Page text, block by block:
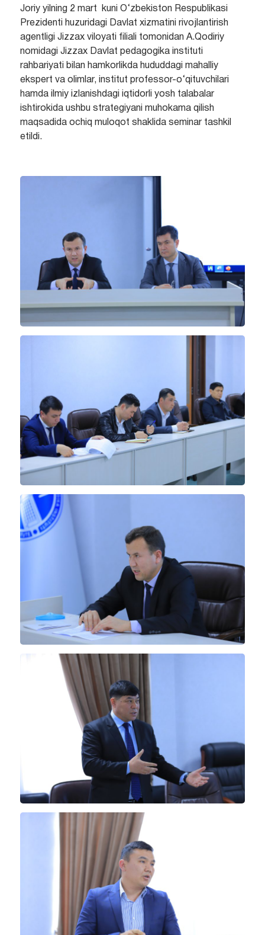
Joriy yilning 2 mart kuni O‘zbekiston Respublikasi
Prezidenti huzuridagi Davlat xizmatini rivojlantirish
agentligi Jizzax viloyati filiali tomonidan A.Qodiriy
nomidagi Jizzax Davlat pedagogika instituti
rahbariyati bilan hamkorlikda hududdagi mahalliy
ekspert va olimlar, institut professor-o‘qituvchilari
hamda ilmiy izlanishdagi iqtidorli yosh talabalar
ishtirokida ushbu strategiyani muhokama qilish
maqsadida ochiq muloqot shaklida seminar tashkil
etildi.